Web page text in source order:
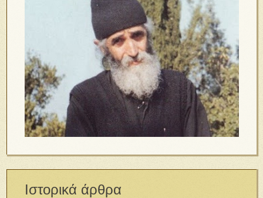
Ιστορικά άρθρα